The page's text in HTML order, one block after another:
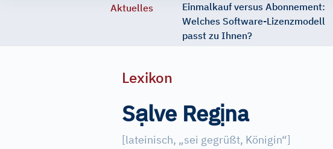
Aktuelles
Einmalkauf versus Abonnement:
Welches Software-Lizenzmodell
passt zu Ihnen?
Lexikon
Sạlve Regịna
[lateinisch, „sei gegrüßt, Königin“]